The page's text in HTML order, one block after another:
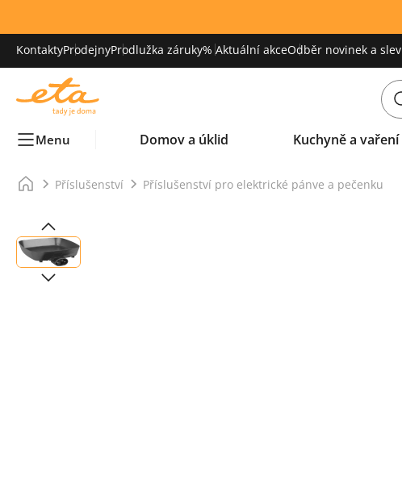
KontaktyProdejnyProdlužka záruky% Aktuální akceOdběr novinek a slev
Menu Domov a úklid Kuchyně a vaření
Příslušenství Příslušenství pro elektrické pánve a pečenku